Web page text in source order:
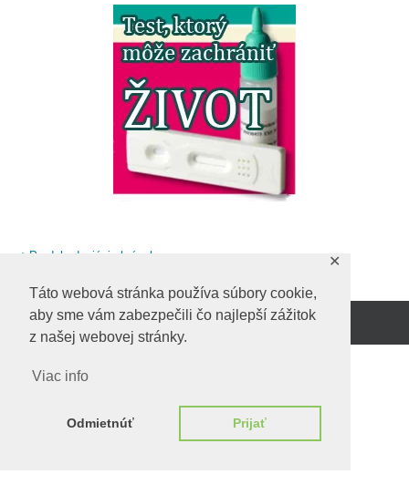
Táto webová stránka používa súbory cookie,
aby sme vám zabezpečili čo najlepší zážitok
z našej webovej stránky.
Viac info
Odmietnúť Prijať
✕
Predchadzajúci obrázok
Beží na